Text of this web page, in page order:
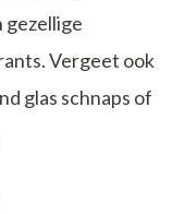
gezellige
Vergeet ook
glas schnaps of